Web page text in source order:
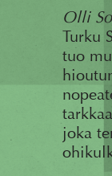
Olli
Turku
tuo
joka